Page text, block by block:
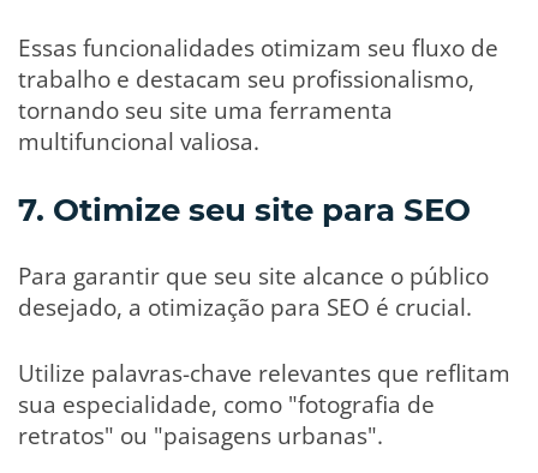
Essas funcionalidades otimizam seu fluxo de
trabalho e destacam seu profissionalismo,
tornando seu site uma ferramenta
multifuncional valiosa.
7. Otimize seu site para SEO
Para garantir que seu site alcance o público
desejado, a otimização para SEO é crucial.
Utilize palavras-chave relevantes que reflitam
sua especialidade, como "fotografia de
retratos" ou "paisagens urbanas".